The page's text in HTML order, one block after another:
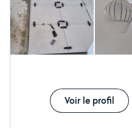
Voir le profil